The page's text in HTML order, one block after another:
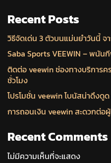
Recent Posts
วิธีจัดเด่น 3 ตัวบนแม่นยำวันนี้ จ
Saba Sports VEEWIN – พนัน
ติดต่อ veewin ช่องทางบริการ
ชั่วโมง
โปรโมชั่น veewin โบนัสน่าดึงดู
การถอนเงิน veewin สะดวกต่อ
Recent Comments
ไม่มีความเห็นที่จะแสดง